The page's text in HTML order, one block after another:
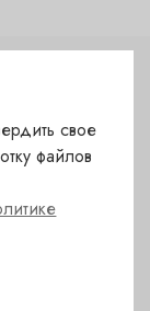
свое
файлов